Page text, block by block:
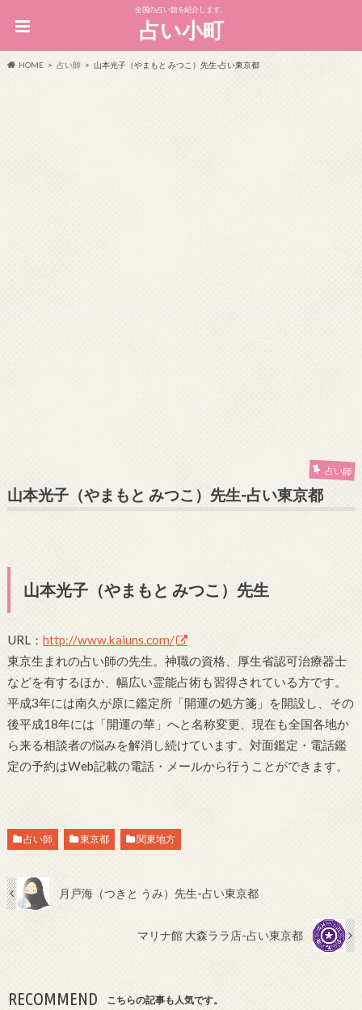
全国の占い館を紹介します。
占い小町
HOME 占い師 山本光子（やまもと みつこ）先生-占い東京都
占い師
山本光子（やまもと みつこ）先生-占い東京都
山本光子（やまもと みつこ）先生
URL： http://www.kaiuns.com/
東京生まれの占い師の先生。神職の資格、厚生省認可治療器士
などを有するほか、幅広い霊能占術も習得されている方です。
平成3年には南久が原に鑑定所「開運の処方箋」を開設し、その
後平成18年には「開運の華」へと名称変更、現在も全国各地か
ら来る相談者の悩みを解消し続けています。対面鑑定・電話鑑
定の予約はWeb記載の電話・メールから行うことができます。
占い師 東京都 関東地方
月戸海（つきと うみ）先生-占い東京都
マリナ館 大森ララ店-占い東京都
RECOMMEND こちらの記事も人気です。